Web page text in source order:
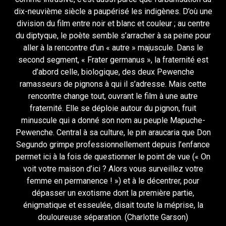
dix-neuvième siècle a paupérisé les indigènes. D’où une
division du film entre noir et blanc et couleur ; au centre
du diptyque, le poète semble s’arracher à sa peine pour
aller à la rencontre d’un « autre » majuscule. Dans le
second segment, « Frater germanus », la fraternité est
d’abord celle, biologique, des deux Pewenche
ramasseurs de pignons à qui il s’adresse. Mais cette
rencontre change tout, ouvrant le film à une autre
fraternité. Elle se déploie autour du pignon, fruit
minuscule qui a donné son nom au peuple Mapuche-
Pewenche. Central à sa culture, le pin araucaria que Don
Segundo grimpe professionnellement depuis l’enfance
permet ici à la fois de questionner le point de vue (« On
voit votre maison d’ici ? Alors vous surveillez votre
femme en permanence ! ») et à le décentrer, pour
dépasser un exotisme dont la première partie,
énigmatique et esseulée, disait toute la méprise, la
douloureuse séparation. (Charlotte Garson)